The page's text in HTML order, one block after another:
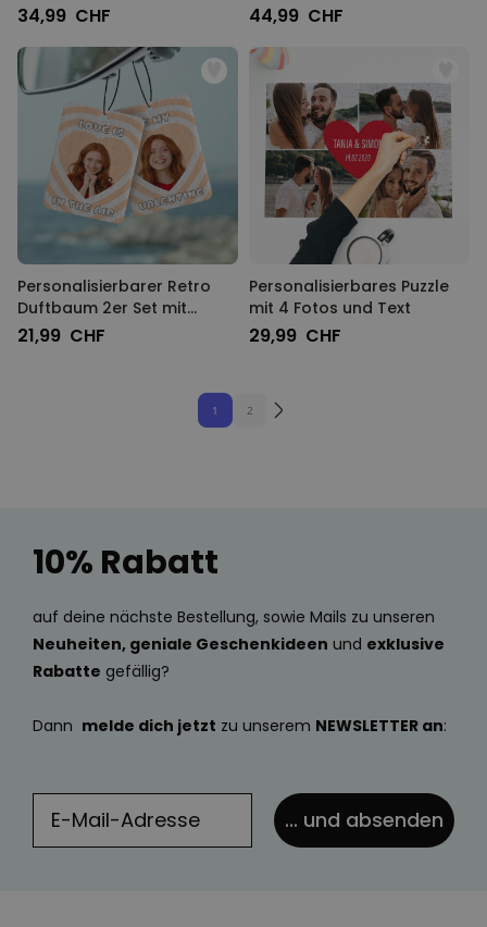
34,99 CHF 44,99 CHF
Personalisierbarer Retro
Duftbaum 2er Set mit
Gesicht und Text
21,99 CHF
Personalisierbares Puzzle
mit 4 Fotos und Text
29,99 CHF
1 2
10% Rabatt
auf deine nächste Bestellung, sowie Mails zu unseren
Neuheiten, geniale Geschenkideen und exklusive
Rabatte gefällig?
Dann melde dich jetzt zu unserem NEWSLETTER an:
... und absenden